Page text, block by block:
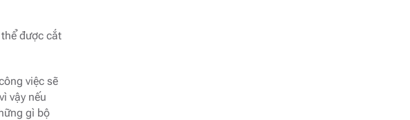
được cắt
việc sẽ
vậy nếu
gì bộ